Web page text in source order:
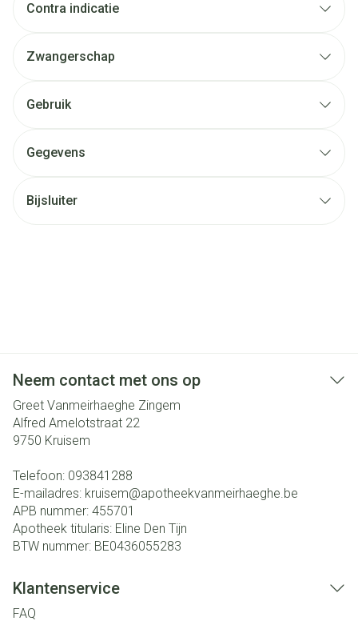
Contra indicatie
Zwangerschap
Gebruik
Gegevens
Bijsluiter
Neem contact met ons op
Greet Vanmeirhaeghe Zingem
Alfred Amelotstraat 22
9750 Kruisem
Telefoon: 093841288
E-mailadres: kruisem@apotheekvanmeirhaeghe.be
APB nummer: 455701
Apotheek titularis: Eline Den Tijn
BTW nummer: BE0436055283
Klantenservice
FAQ